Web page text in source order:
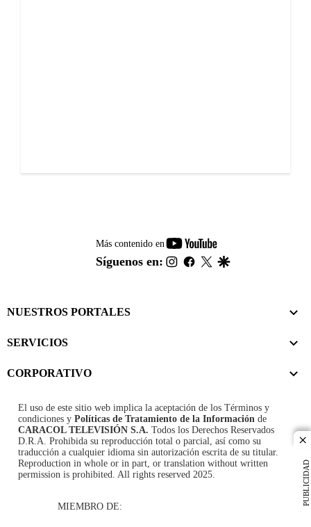
PUBLICIDAD
Más contenido en
youtube-
footer
Síguenos en: instagram
facebook
twitter
NUESTROS PORTALES
SERVICIOS
CORPORATIVO
El uso de este sitio web implica la aceptación de los Términos y
condiciones y Políticas de Tratamiento de la Información de
CARACOL TELEVISIÓN S.A. Todos los Derechos Reservados
D.R.A. Prohibida su reproducción total o parcial, así como su
traducción a cualquier idioma sin autorización escrita de su titular.
Reproduction in whole or in part, or translation without written
permission is prohibited. All rights reserved 2025.
MIEMBRO DE: